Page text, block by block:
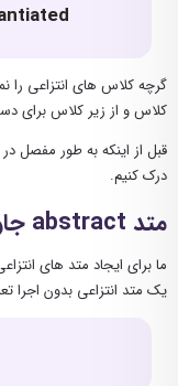
گرچه کلاس های انتزاعی را
کلاس و از زیر کلاس برای
قبل از اینکه به طور مفصل
درک کنیم.
متد abstract جاوا
یک متد انتزاعی بدون اجرا